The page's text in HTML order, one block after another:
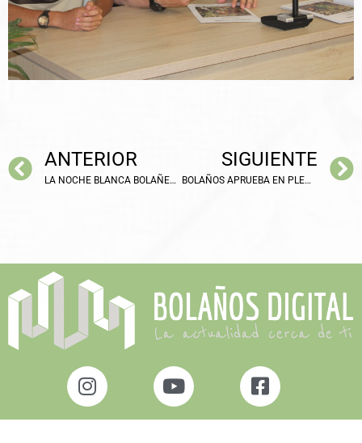
ANTERIOR
LA NOCHE BLANCA BOLAÑEGA SE CELEBRARÁ MAÑANA VIERNES CON ANIMACIÓN Y DESCUENTOS
SIGUIENTE
BOLAÑOS APRUEBA EN PLENO LA ADJUDICACIÓN DEL CONTRATO DEL SERVICIO DE LIMPIEZA